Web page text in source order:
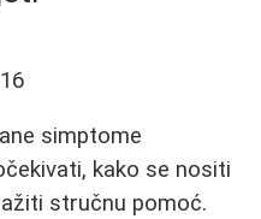
simptome
kako se nositi
stručnu pomoć.